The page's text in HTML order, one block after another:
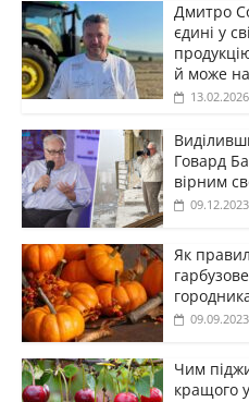
Дмитро
єдині у
й може
13.02.2026
Говард
вірним
09.12.2023
Як
09.09.2023
Чим
кращого